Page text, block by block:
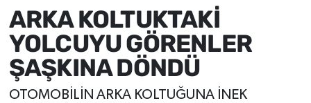
ARKA KOLTUKTAKİ
YOLCUYU GÖRENLER
ŞAŞKINA DÖNDÜ
OTOMOBİLİN ARKA KOLTUĞUNA İNEK
Sağlık
Eğitim
Sivil Toplum